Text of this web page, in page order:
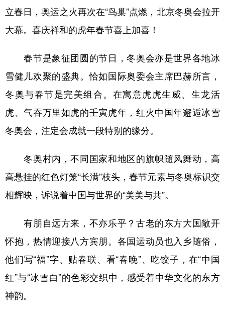
立春日，奥运之火再次在“鸟巢”点燃，北京冬奥会拉开
大幕。喜庆祥和的虎年春节喜上加喜！
春节是象征团圆的节日，冬奥会亦是世界各地冰
雪健儿欢聚的盛典。恰如国际奥委会主席巴赫所言，
冬奥与春节是完美组合。在寓意虎虎生威、生龙活
虎、气吞万里如虎的壬寅虎年，红火中国年邂逅冰雪
冬奥会，注定会成就一段特别的缘分。
冬奥村内，不同国家和地区的旗帜随风舞动，高
高悬挂的红色灯笼“长满”枝头，春节元素与冬奥标识交
相辉映，诉说着中国与世界的“美美与共”。
有朋自远方来，不亦乐乎？古老的东方大国敞开
怀抱，热情迎接八方宾朋。各国运动员也入乡随俗，
他们写“福”字、贴春联、看“春晚”、吃饺子，在“中国
红”与“冰雪白”的色彩交织中，感受着中华文化的东方
神韵。